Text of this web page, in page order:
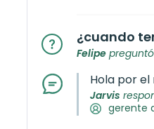
¿cuando
Felipe
Hola por
Jarvis
gerente